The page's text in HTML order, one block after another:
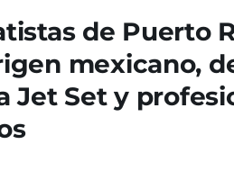
de Puerto
mexicano,
Jet Set y